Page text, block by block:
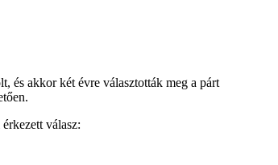
és akkor két évre választották meg a párt
válasz: